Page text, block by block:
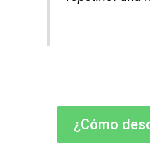
¿Cómo